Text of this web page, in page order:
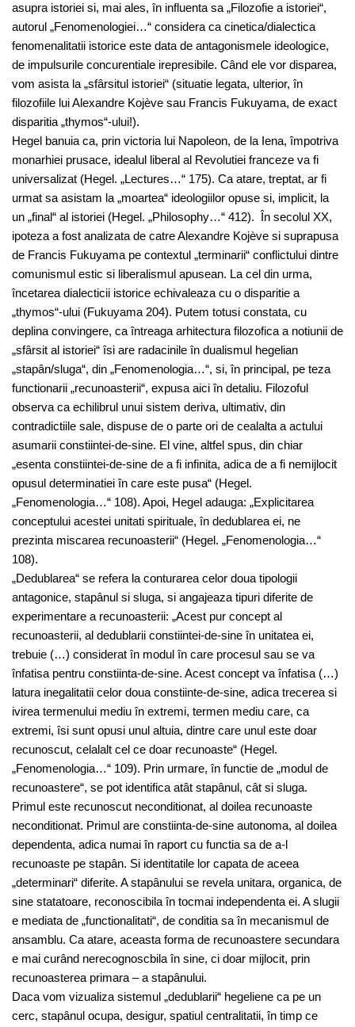
asupra istoriei si, mai ales, în influenta sa „Filozofie a istoriei“,
autorul „Fenomenologiei…“ considera ca cinetica/dialectica
fenomenalitatii istorice este data de antagonismele ideologice,
de impulsurile concurentiale irepresibile. Când ele vor disparea,
vom asista la „sfârsitul istoriei“ (situatie legata, ulterior, în
filozofiile lui Alexandre Kojève sau Francis Fukuyama, de exact
disparitia „thymos“-ului!).
Hegel banuia ca, prin victoria lui Napoleon, de la Iena, împotriva
monarhiei prusace, idealul liberal al Revolutiei franceze va fi
universalizat (Hegel. „Lectures…“ 175). Ca atare, treptat, ar fi
urmat sa asistam la „moartea“ ideologiilor opuse si, implicit, la
un „final“ al istoriei (Hegel. „Philosophy…“ 412). În secolul XX,
ipoteza a fost analizata de catre Alexandre Kojève si suprapusa
de Francis Fukuyama pe contextul „terminarii“ conflictului dintre
comunismul estic si liberalismul apusean. La cel din urma,
încetarea dialecticii istorice echivaleaza cu o disparitie a
„thymos“-ului (Fukuyama 204). Putem totusi constata, cu
deplina convingere, ca întreaga arhitectura filozofica a notiunii de
„sfârsit al istoriei“ îsi are radacinile în dualismul hegelian
„stapân/sluga“, din „Fenomenologia…“, si, în principal, pe teza
functionarii „recunoasterii“, expusa aici în detaliu. Filozoful
observa ca echilibrul unui sistem deriva, ultimativ, din
contradictiile sale, dispuse de o parte ori de cealalta a actului
asumarii constiintei-de-sine. El vine, altfel spus, din chiar
„esenta constiintei-de-sine de a fi infinita, adica de a fi nemijlocit
opusul determinatiei în care este pusa“ (Hegel.
„Fenomenologia…“ 108). Apoi, Hegel adauga: „Explicitarea
conceptului acestei unitati spirituale, în dedublarea ei, ne
prezinta miscarea recunoasterii“ (Hegel. „Fenomenologia…“
108).
„Dedublarea“ se refera la conturarea celor doua tipologii
antagonice, stapânul si sluga, si angajeaza tipuri diferite de
experimentare a recunoasterii: „Acest pur concept al
recunoasterii, al dedublarii constiintei-de-sine în unitatea ei,
trebuie (…) considerat în modul în care procesul sau se va
înfatisa pentru constiinta-de-sine. Acest concept va înfatisa (…)
latura inegalitatii celor doua constiinte-de-sine, adica trecerea si
ivirea termenului mediu în extremi, termen mediu care, ca
extremi, îsi sunt opusi unul altuia, dintre care unul este doar
recunoscut, celalalt cel ce doar recunoaste“ (Hegel.
„Fenomenologia…“ 109). Prin urmare, în functie de „modul de
recunoastere“, se pot identifica atât stapânul, cât si sluga.
Primul este recunoscut neconditionat, al doilea recunoaste
neconditionat. Primul are constiinta-de-sine autonoma, al doilea
dependenta, adica numai în raport cu functia sa de a-l
recunoaste pe stapân. Si identitatile lor capata de aceea
„determinari“ diferite. A stapânului se revela unitara, organica, de
sine statatoare, reconoscibila în tocmai independenta ei. A slugii
e mediata de „functionalitati“, de conditia sa în mecanismul de
ansamblu. Ca atare, aceasta forma de recunoastere secundara
e mai curând nerecognoscbila în sine, ci doar mijlocit, prin
recunoasterea primara – a stapânului.
Daca vom vizualiza sistemul „dedublarii“ hegeliene ca pe un
cerc, stapânul ocupa, desigur, spatiul centralitatii, în timp ce